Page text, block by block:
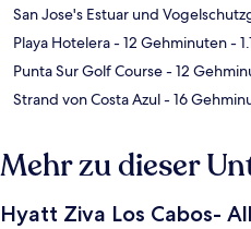
San Jose's Estuar und
Playa Hotelera- 12 Gehminuten-
Punta Sur Golf Course- 12
Strand von Costa Azul- 16
Mehr zu dieser
Hyatt Ziva Los Cabos-